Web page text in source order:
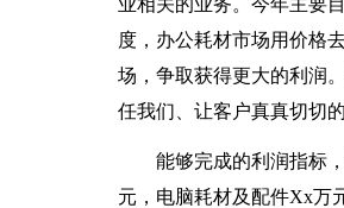
业相关的业务。今年主要
度，办公耗材市场用价格
场，争取获得更大的利润
任我们、让客户真真切切
能够完成的利润指标
元，电脑耗材及配件Xx万